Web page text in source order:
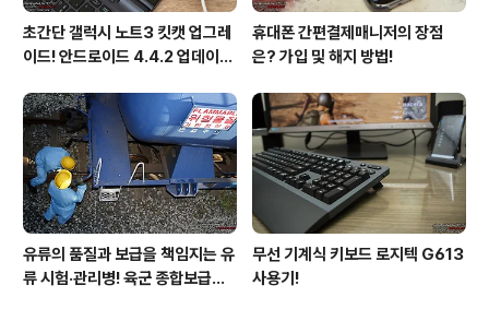
초간단 갤럭시 노트3 킷캣 업그레
이드! 안드로이드 4.4.2 업데이트
휴대폰 간편결제매니저의 장점
은? 가입 및 해지 방법!
유류의 품질과 보급을 책임지는 유
류 시험·관리병! 육군 종합보급창
무선 기계식 키보드 로지텍 G613
사용기!